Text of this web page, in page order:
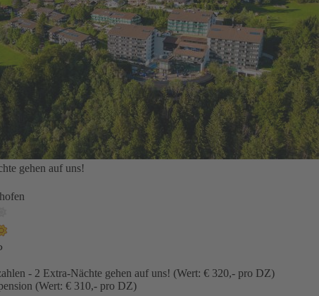
gehen auf uns!
- 2 Extra-Nächte gehen auf uns! (Wert: € 320,- pro DZ)
(Wert: € 310,- pro DZ)